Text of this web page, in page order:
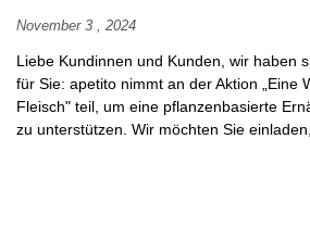
November 3 , 2024
Liebe Kundinnen und Kunden, wir haben
für Sie: apetito nimmt an der Aktion „Eine
Fleisch" teil, um eine pflanzenbasierte
zu unterstützen. Wir möchten Sie